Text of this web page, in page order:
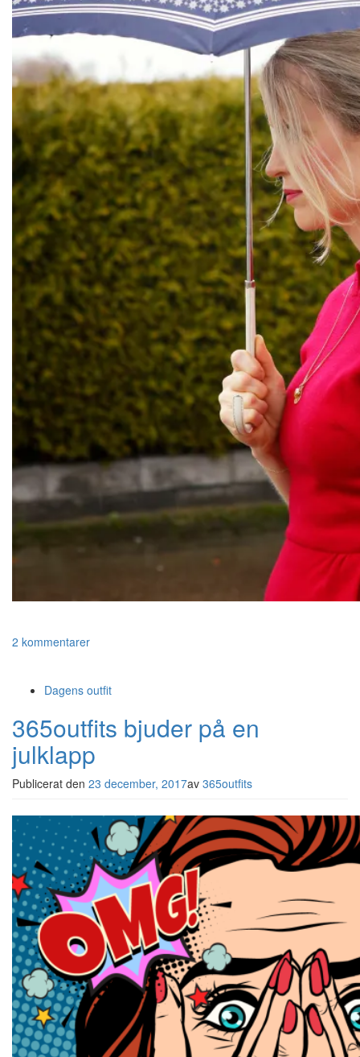
2 kommentarer
Dagens outfit
365outfits bjuder på en
julklapp
Publicerat den 23 december, 2017av 365outfits